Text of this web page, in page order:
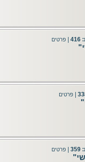
| פרטים
| פרטים
| פרטים